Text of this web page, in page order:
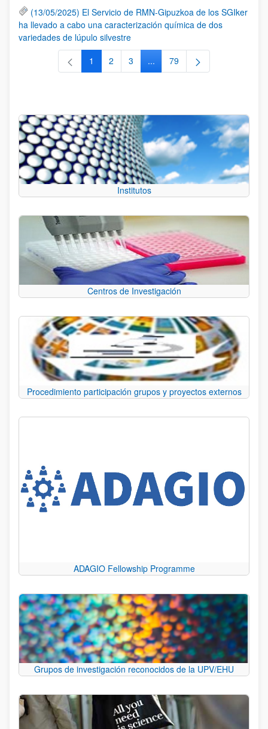
(13/05/2025) El Servicio de RMN-Gipuzkoa de los SGIker
ha llevado a cabo una caracterización química de dos
variedades de lúpulo silvestre
Página
1 Página
2 Página
3 ...Páginas intermedias Use TAB
Página
79
Institutos
Centros de Investigación
Procedimiento participación grupos y proyectos externos
ADAGIO Fellowship Programme
Grupos de investigación reconocidos de la UPV/EHU